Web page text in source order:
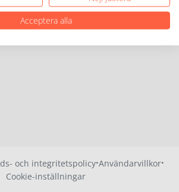
och integritetspolicy·Användarvillkor·
Cookie-inställningar
Acceptera alla